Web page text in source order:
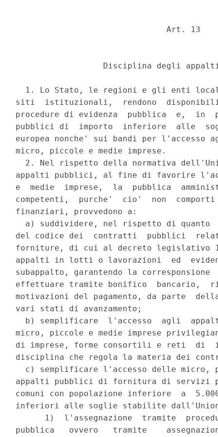
                               Art. 13
Disciplina degli
1. Lo Stato, le regioni e gli enti
siti  istituzionali,  rendono
procedure di evidenza  pubblica  e,
pubblici di  importo  inferiore  alle
europea nonche' sui bandi per
micro, piccole e medie imprese.
2. Nel rispetto della normativa
appalti pubblici, al fine di favorire
e  medie  imprese,  la  pubblica
competenti,  purche'  cio'  non
finanziari, provvedono a:
a) suddividere, nel rispetto di quanto
del codice dei  contratti  pubblici
forniture, di cui al decreto legislativo
appalti in lotti o lavorazioni  ed
subappalto, garantendo la
effettuare tramite bonifico  bancario,
motivazioni del pagamento, da parte
vari stati di avanzamento;
b) semplificare  l'accesso  agli
micro, piccole e medie imprese
di imprese, forme consortili e reti  di
disciplina che regola la materia dei
c) semplificare l'accesso delle micro,
appalti pubblici di fornitura di servizi
comuni con popolazione inferiore  a
inferiori alle soglie stabilite dall'Unione
1)  l'assegnazione  tramite
pubblica   ovvero   tramite